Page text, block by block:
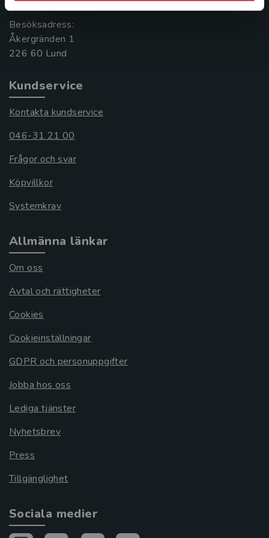
Besöksadress:
Åkergränden 1
Kundservice
Kontakta kundservice
046-31 21 00
Frågor och svar
Köpvillkor
Systemkrav
Allmänna länkar
Om oss
Avtal och rättigheter
Cookies
Cookieinställningar
GDPR och personuppgifter
Jobba hos oss
Lediga tjänster
Nyhetsbrev
Press
Tillgänglighet
Sociala medier